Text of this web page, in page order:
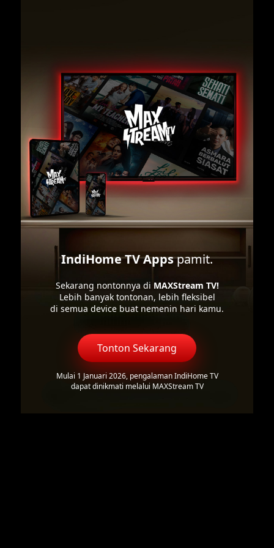
IndiHome TV Appspamit.
Sekarang nontonnya di MAXStream TV!
Lebih banyak tontonan, lebih fleksibel
di semua device buat nemenin hari kamu.
Tonton Sekarang
Mulai 1 Januari 2026, pengalaman IndiHome TV
dapat dinikmati melalui MAXStream TV